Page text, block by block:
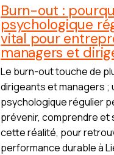
Burn-out :
psychologique
vital pour
managers et
Le burn-out touche de
dirigeants et managers ;
psychologique régulier
prévenir, comprendre et
cette réalité, pour
performance durable à